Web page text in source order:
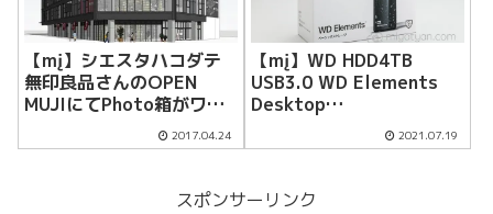
【mį】シエスタハコダテ
無印良品さんのOPEN
MUJIにてPhoto箱がワー
クショップを開催する事に
なりました！！
2017.04.24
【mį】WD HDD4TB
USB3.0 WD Elements
Desktop
WDBBKG0040HBK-JESN
2年保証を購入！！
2021.07.19
スポンサーリンク